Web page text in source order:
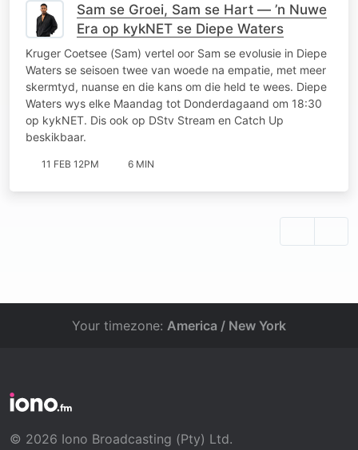
Sam se Groei, Sam se Hart — ’n Nuwe
Era op kykNET se Diepe Waters
Kruger Coetsee (Sam) vertel oor Sam se evolusie in Diepe
Waters se seisoen twee van woede na empatie, met meer
skermtyd, nuanse en die kans om die held te wees. Diepe
Waters wys elke Maandag tot Donderdagaand om 18:30
op kykNET. Dis ook op DStv Stream en Catch Up
beskikbaar.
11 FEB 12PM 6 MIN
Your timezone: America / New York
© 2026 Iono Broadcasting (Pty) Ltd.